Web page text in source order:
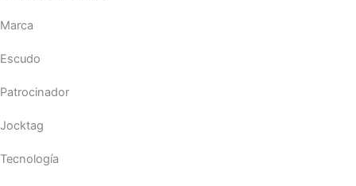
Marca
Escudo
Patrocinador
Jocktag
Tecnología